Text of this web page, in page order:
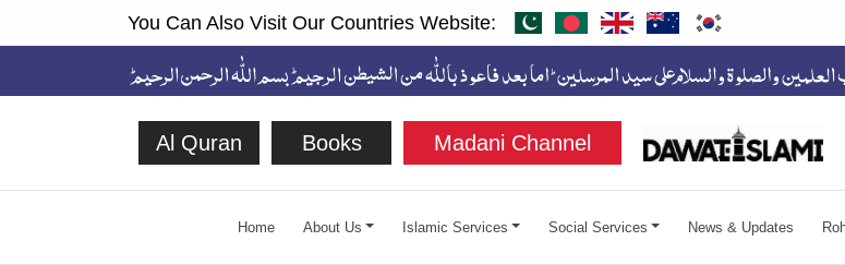
You Can Also Visit Our Countries Website:
Al Quran Books Madani Channel
Home About Us Islamic Services Social Services News & Updates